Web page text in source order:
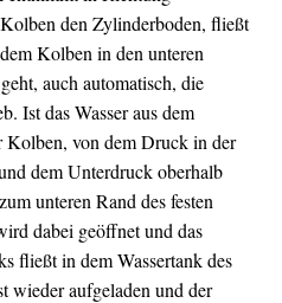
den Zylinderboden, fließt
Kolben in den unteren
auch automatisch, die
Ist das Wasser aus dem
von dem Druck in der
dem Unterdruck oberhalb
unteren Rand des festen
dabei geöffnet und das
fließt in dem Wassertank des
wieder aufgeladen und der